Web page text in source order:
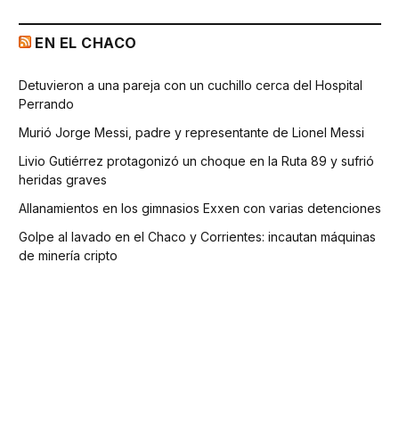
EN EL CHACO
Detuvieron a una pareja con un cuchillo cerca del Hospital
Perrando
Murió Jorge Messi, padre y representante de Lionel Messi
Livio Gutiérrez protagonizó un choque en la Ruta 89 y sufrió
heridas graves
Allanamientos en los gimnasios Exxen con varias detenciones
Golpe al lavado en el Chaco y Corrientes: incautan máquinas
de minería cripto